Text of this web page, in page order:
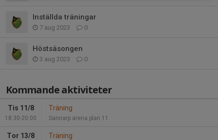
Inställda träningar
7 aug 2023 0
Höstsäsongen
3 aug 2023 0
Kommande aktiviteter
Tis 11/8
18:30-20:00
Träning
Sannarp arena plan 11
Tor 13/8 Träning